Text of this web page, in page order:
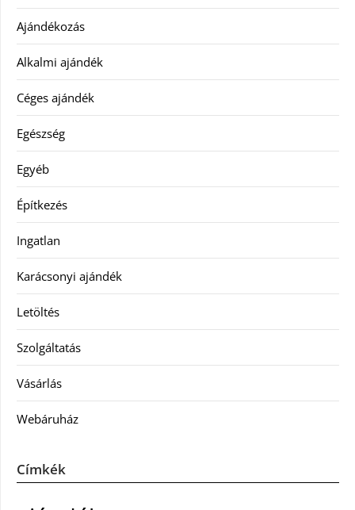
Ajándékozás
Alkalmi ajándék
Céges ajándék
Egészség
Egyéb
Építkezés
Ingatlan
Karácsonyi ajándék
Letöltés
Szolgáltatás
Vásárlás
Webáruház
Címkék